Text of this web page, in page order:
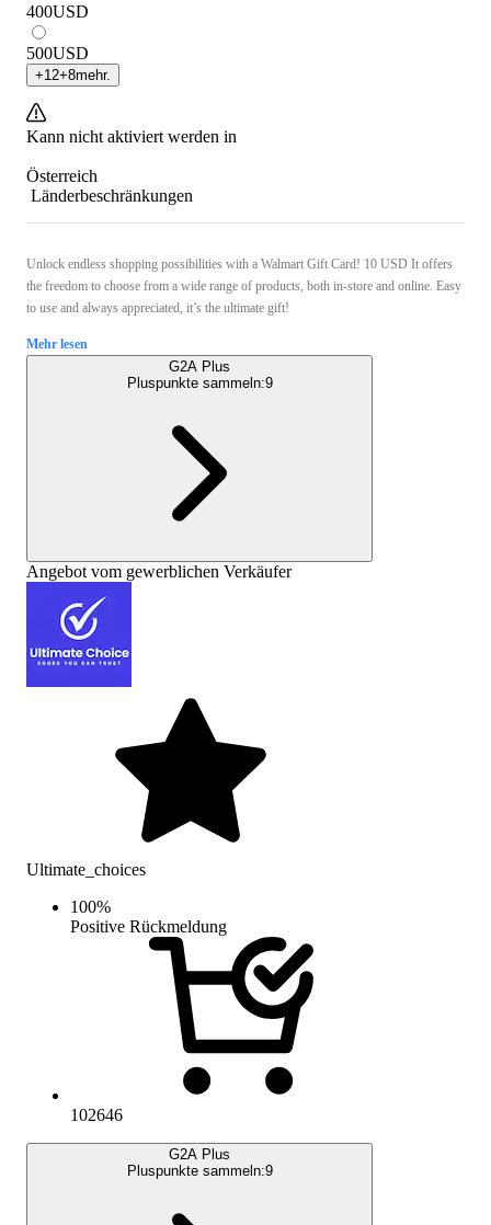
400USD
500USD
+12+8mehr.
Kann nicht aktiviert werden in
Österreich
Länderbeschränkungen
Unlock endless shopping possibilities with a Walmart Gift Card! 10 USD It offers
the freedom to choose from a wide range of products, both in-store and online. Easy
to use and always appreciated, it’s the ultimate gift!
Mehr lesen
G2A Plus
Pluspunkte sammeln:9
Angebot vom gewerblichen Verkäufer
Ultimate_choices
100%
Positive Rückmeldung
102646
G2A Plus
Pluspunkte sammeln:9